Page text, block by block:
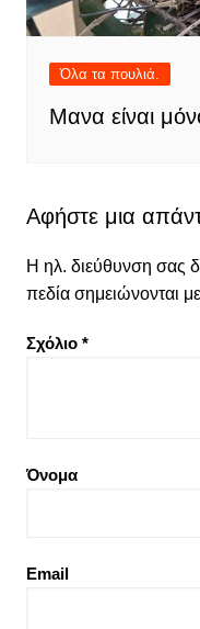
Όλα τα πουλιά.
Μανα είναι
Αφήστε μια
Η ηλ. διεύθυνση σας
πεδία σημειώνονται με
Σχόλιο *
Όνομα
Email